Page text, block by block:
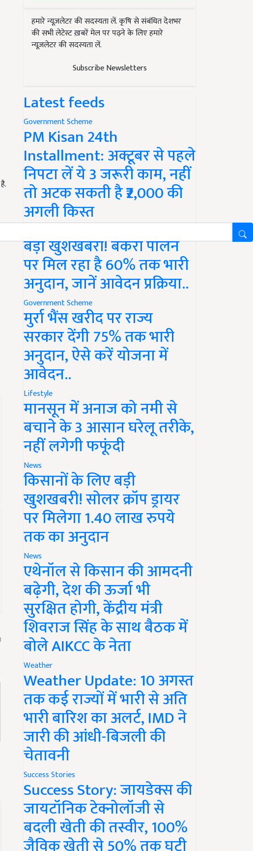
हमारे न्यूज़लेटर की सदस्यता लें. कृषि से संबंधित देशभर
की सभी लेटेस्ट ख़बरें मेल पर पढ़ने के लिए हमारे
न्यूज़लेटर की सदस्यता लें.
Subscribe Newsletters
Latest feeds
Government Scheme
PM Kisan 24th
Installment: अक्टूबर से पहले
निपटा लें ये 3 जरूरी काम, नहीं
तो अटक सकती है ₹2,000 की
अगली किस्त
बड़ी खुशखबरी! बकरी पालन
पर मिल रहा है 60% तक भारी
अनुदान, जानें आवेदन प्रक्रिया..
Government Scheme
मुर्रा भैंस खरीद पर राज्य
सरकार देंगी 75% तक भारी
अनुदान, ऐसे करें योजना में
आवेदन..
Lifestyle
मानसून में अनाज को नमी से
बचाने के 3 आसान घरेलू तरीके,
नहीं लगेगी फफूंदी
News
किसानों के लिए बड़ी
खुशखबरी! सोलर क्रॉप ड्रायर
पर मिलेगा 1.40 लाख रुपये
तक का अनुदान
News
एथेनॉल से किसान की आमदनी
बढ़ेगी, देश की ऊर्जा भी
सुरक्षित होगी, केंद्रीय मंत्री
शिवराज सिंह के साथ बैठक में
बोले AIKCC के नेता
Weather
Weather Update: 10 अगस्त
तक कई राज्यों में भारी से अति
भारी बारिश का अलर्ट, IMD ने
जारी की आंधी-बिजली की
चेतावनी
Success Stories
Success Story: जायडेक्स की
जायटॉनिक टेक्नोलॉजी से
बदली खेती की तस्वीर, 100%